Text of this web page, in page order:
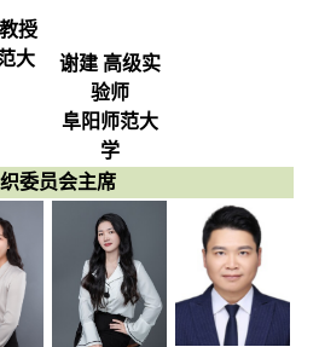
授
大
谢建 高级实
验师
阜阳师范大
学
委员会主席